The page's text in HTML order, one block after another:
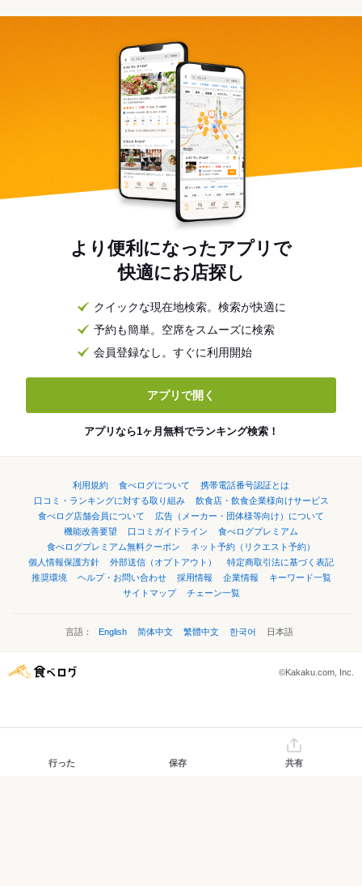
より便利になったアプリで
快適にお店探し
クイックな現在地検索。検索が快適に
予約も簡単。空席をスムーズに検索
会員登録なし。すぐに利用開始
アプリで開く
アプリなら1ヶ月無料でランキング検索！
利用規約 食べログについて
携帯電話番号認証とは
口コミ・ランキングに対する取り組み
飲食店・飲食企業様向けサービス
食べログ店舗会員について
広告（メーカー・団体様等向け）について
機能改善要望
口コミガイドライン
食べログプレミアム
食べログプレミアム無料クーポン
ネット予約（リクエスト予約）
個人情報保護方針
外部送信（オプトアウト）
特定商取引法に基づく表記
推奨環境
ヘルプ・お問い合わせ 採用情報 企業情報
キーワード一覧
サイトマップ
チェーン一覧
言語： English 简体中文 繁體中文 한국어 日本語
©Kakaku.com, Inc.
行った 保存 共有